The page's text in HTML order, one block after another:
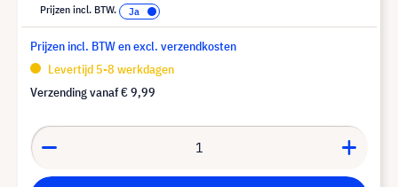
Prijzen incl. BTW.
Prijzen incl. BTW en excl. verzendkosten
Levertijd 5-8 werkdagen
Verzending vanaf€ 9,99